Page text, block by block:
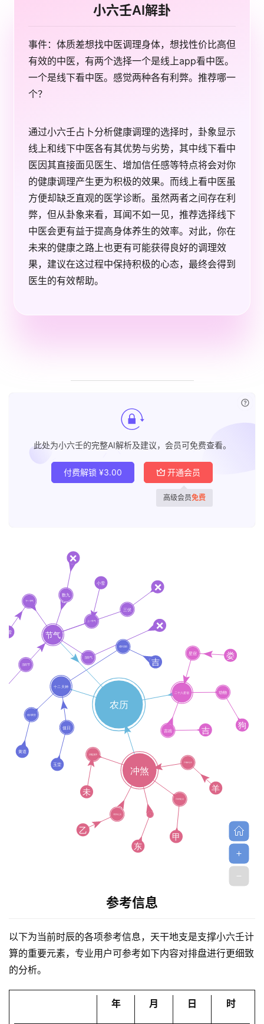
黄
历
小六壬AI解卦
事件：体质差想找中医调理身体，想找性价比高但
有效的中医，有两个选择一个是线上app看中医。
一个是线下看中医。感觉两种各有利弊。推荐哪一
个？
通过小六壬占卜分析健康调理的选择时，卦象显示
线上和线下中医各有其优势与劣势，其中线下看中
医因其直接面见医生、增加信任感等特点将会对你
的健康调理产生更为积极的效果。而线上看中医虽
方便却缺乏直观的医学诊断。虽然两者之间存在利
弊，但从卦象来看，耳闻不如一见，推荐选择线下
中医会更有益于提高身体养生的效率。对此，你在
未来的健康之路上也更有可能获得良好的调理效
果，建议在这过程中保持积极的心态，最终会得到
医生的有效帮助。
此处为小六壬的完整AI解析及建议，会员可免费查看。
付费解锁 ¥3.00 开通会员
高级会员免费
参考信息
以下为当前时辰的各项参考信息，天干地支是支撑小六壬计
算的重要元素，专业用户可参考如下内容对排盘进行更细致
的分析。
年 月 日 时